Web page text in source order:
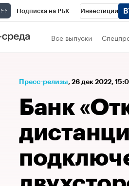
Подписка на РБК Инвестиции
Спорт
Технологии и медиа Финансы
Все выпуски
Пресс-релизы⁠, 26 дек 2022,
Банк